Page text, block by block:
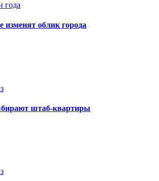
года
облик города
штаб-квартиры